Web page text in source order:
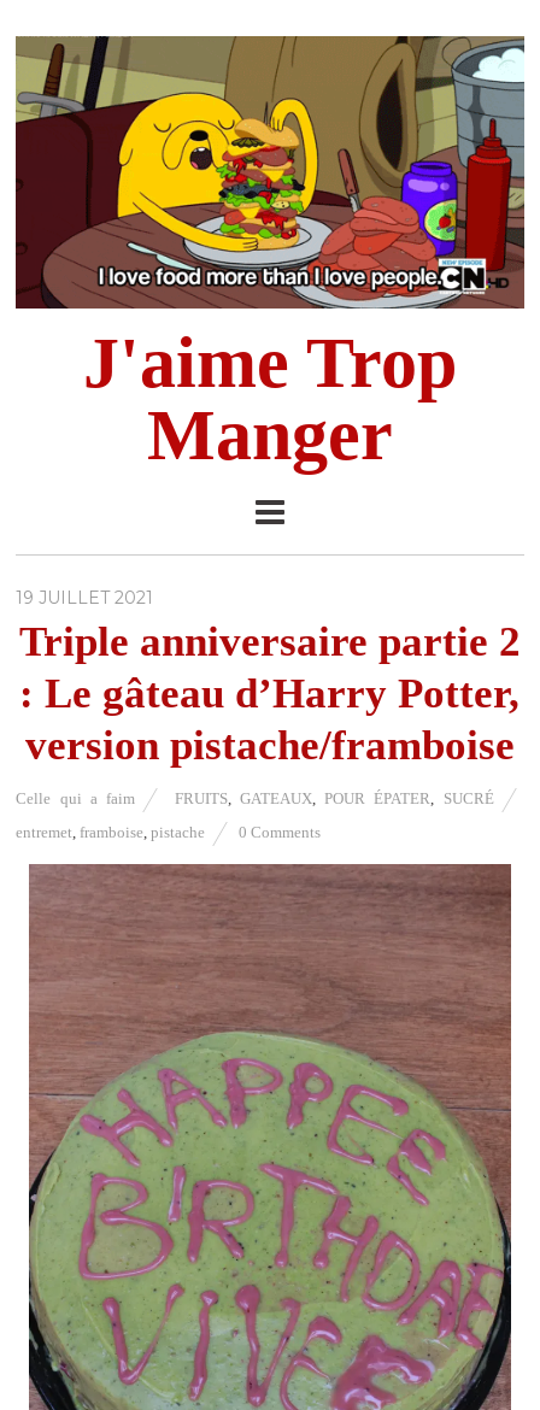
J'aime Trop
Manger
19 JUILLET 2021
Triple anniversaire partie 2
: Le gâteau d’Harry Potter,
version pistache/framboise
Celle qui a faim FRUITS, GATEAUX ,POUR ÉPATER
SUCRÉ
entremet framboise ,pistache 0 Comments